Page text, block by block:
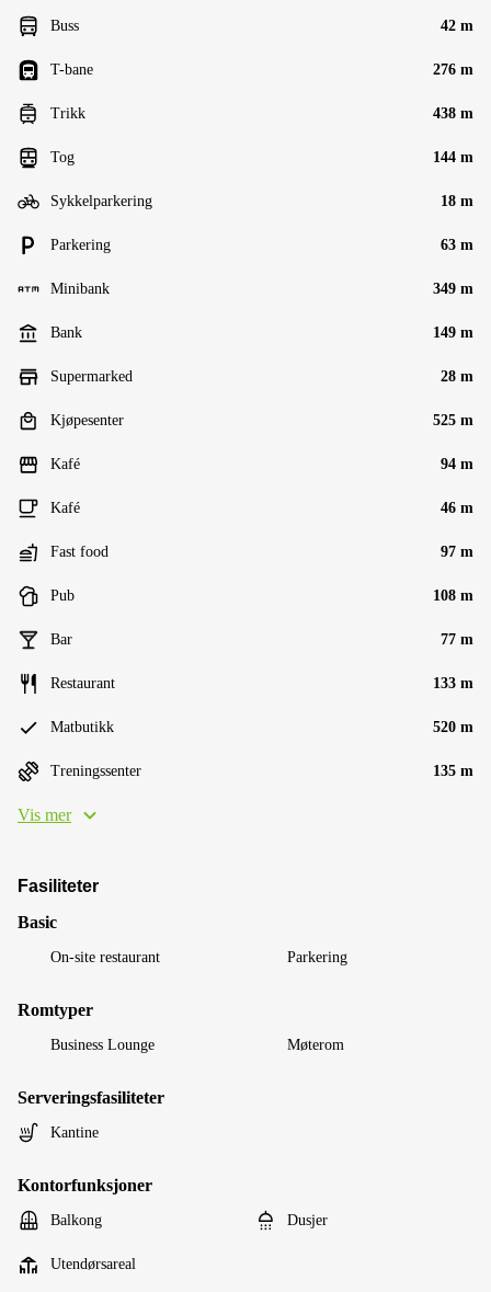
Buss 42 m
T-bane 276 m
Trikk 438 m
Tog 144 m
Sykkelparkering 18 m
Parkering 63 m
Minibank 349 m
Bank 149 m
Supermarked 28 m
Kjøpesenter 525 m
Kafé 94 m
Kafé 46 m
Fast food 97 m
Pub 108 m
Bar 77 m
Restaurant 133 m
Matbutikk 520 m
Treningssenter 135 m
Vis mer
Fasiliteter
Basic
On-site restaurant Parkering
Romtyper
Business Lounge Møterom
Serveringsfasiliteter
Kantine
Kontorfunksjoner
Balkong Dusjer
Utendørsareal